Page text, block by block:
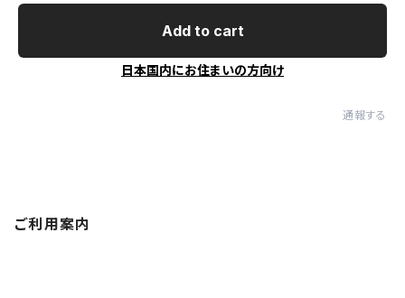
Add to cart
日本国内にお住まいの方向け
通報する
ご利用案内